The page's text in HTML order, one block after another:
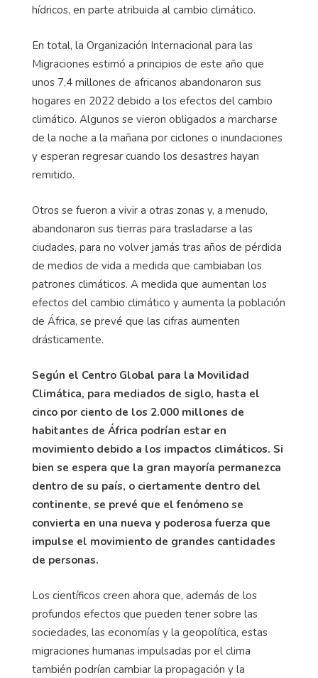
hídricos, en parte atribuida al cambio climático.
En total, la Organización Internacional para las
Migraciones estimó a principios de este año que
unos 7,4 millones de africanos abandonaron sus
hogares en 2022 debido a los efectos del cambio
climático. Algunos se vieron obligados a marcharse
de la noche a la mañana por ciclones o inundaciones
y esperan regresar cuando los desastres hayan
remitido.
Otros se fueron a vivir a otras zonas y, a menudo,
abandonaron sus tierras para trasladarse a las
ciudades, para no volver jamás tras años de pérdida
de medios de vida a medida que cambiaban los
patrones climáticos. A medida que aumentan los
efectos del cambio climático y aumenta la población
de África, se prevé que las cifras aumenten
drásticamente.
Según el Centro Global para la Movilidad
Climática, para mediados de siglo, hasta el
cinco por ciento de los 2.000 millones de
habitantes de África podrían estar en
movimiento debido a los impactos climáticos. Si
bien se espera que la gran mayoría permanezca
dentro de su país, o ciertamente dentro del
continente, se prevé que el fenómeno se
convierta en una nueva y poderosa fuerza que
impulse el movimiento de grandes cantidades
de personas.
Los científicos creen ahora que, además de los
profundos efectos que pueden tener sobre las
sociedades, las economías y la geopolítica, estas
migraciones humanas impulsadas por el clima
también podrían cambiar la propagación y la